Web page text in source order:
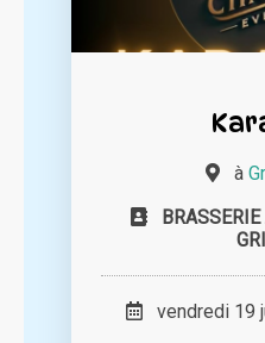
à
vendredi 19